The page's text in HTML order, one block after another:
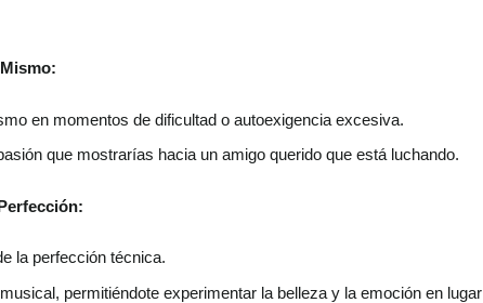
en momentos de dificultad o autoexigencia excesiva.
que mostrarías hacia un amigo querido que está luchando.
la perfección técnica.
permitiéndote experimentar la belleza y la emoción en lugar